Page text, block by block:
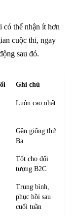
có thể nhận ít hơn
cuộc thi, ngay
sau đó.
Ghi chú
Luôn cao nhất
Gần giống thứ
Ba
Tốt cho đối
tượng B2C
Trung bình,
phục hồi sau
cuối tuần